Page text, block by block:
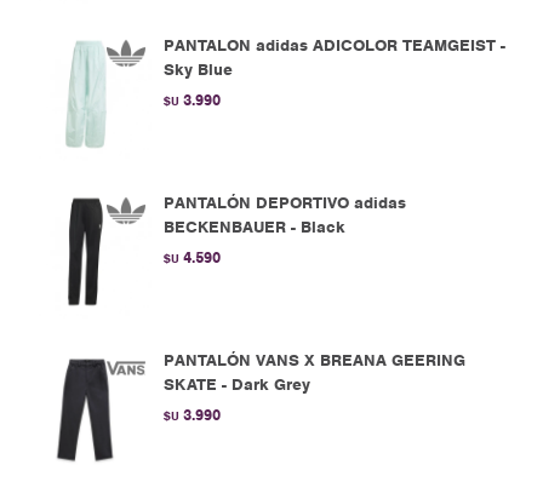
PANTALON adidas ADICOLOR TEAMGEIST -
Sky Blue
$U 3.990
PANTALÓN DEPORTIVO adidas
BECKENBAUER - Black
$U 4.590
PANTALÓN VANS X BREANA GEERING
SKATE - Dark Grey
$U 3.990